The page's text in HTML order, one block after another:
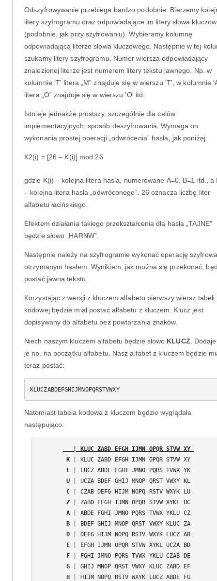
Odszyfrowywanie przebiega bardzo podobnie. Bierzemy
litery szyfrogramu oraz odpowiadające im litery słowa
(podobnie, jak przy szyfrowaniu). Wybieramy kolumnę
odpowiadającą literze słowa kluczowego. Następnie w tej
szukamy litery szyfrogramu. Numer wiersza odpowiadający
znalezionej literze jest numerem litery tekstu jawnego. Np. w
kolumnie 'T' litera „M” znajduje się w wierszu 'T', w kolumnie
litera „O” znajduje się w wierszu 'O' itd.
Istnieje jednakże prostszy, szczególnie dla celów
implementacyjnych, sposób deszyfrowania. Wymaga on
wykonania prostej operacji „odwrócenia” hasła, jak poniżej:
K2(i) = [26 – K(i)] mod 26
gdzie K(i) – kolejna litera hasla, numerowane A=0, B=1 itd., a
– kolejna litera hasła „odwróconego”. 26 oznacza liczbę liter
alfabetu łacińskiego.
Efektem działania takiego przekształcenia dla hasła „TAJNE”
będzie słowo „HARNW”.
Następnie należy na szyfrogramie wykonać operację
otrzymanym hasłem. Wynikiem, jak można się przekonać,
postać jawna tekstu.
Korzystając z wersji z kluczem alfabetu pierwszy wiersz tabeli
kodowej będzie miał postać alfabetu z kluczem. Klucz jest
dopisywany do alfabetu bez powtarzania znaków.
Niech naszym kluczem alfabetu będzie słowo KLUCZ.
je np. na początku alfabetu. Nasz alfabet z kluczem będzie
teraz postać:
KLUCZABDEFGHIJMNOPQRSTVWXY
Natomiast tabela kodowa z kluczem będzie wyglądała
następująco:
   | KLUC ZABD EFGH IJMN OPQR STVW XY
K
| KLUC ZABD EFGH IJMN OPQR STVW XY
L
| LUCZ ABDE FGHI JMNO PQRS TVWX YK
U
C
| CZAB DEFG HIJM NOPQ RSTV WXYK LU
Z
| ZABD EFGH IJMN OPQR STVW XYKL UC
A
| ABDE FGHI JMNO PQRS TVWX YKLU CZ
B
| BDEF GHIJ MNOP QRST VWXY KLUC ZA
D
| DEFG HIJM NOPQ RSTV WXYK LUCZ AB
E
| EFGH IJMN OPQR STVW XYKL UCZA BD
F
| FGHI JMNO PQRS TVWX YKLU CZAB DE
G
| GHIJ MNOP QRST VWXY KLUC ZABD EF
H
| HIJM NOPQ RSTV WXYK LUCZ ABDE FG